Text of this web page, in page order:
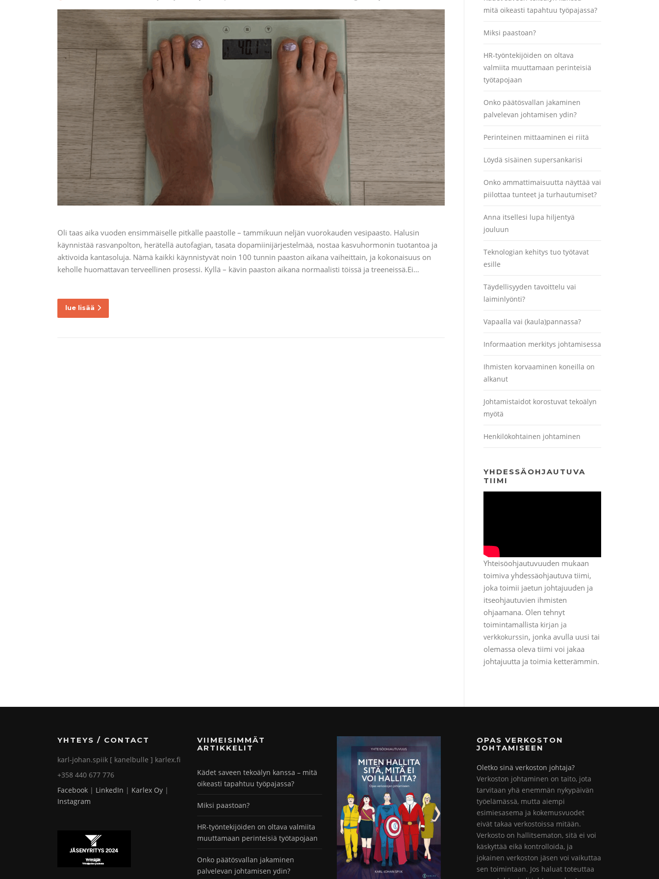
Oli taas aika vuoden ensimmäiselle pitkälle paastolle – tammikuun neljän vuorokauden vesipaasto. Halusin
käynnistää rasvanpolton, herätellä autofagian, tasata dopamiinijärjestelmää, nostaa kasvuhormonin tuotantoa ja
aktivoida kantasoluja. Nämä kaikki käynnistyvät noin 100 tunnin paaston aikana vaiheittain, ja kokonaisuus on
keholle huomattavan terveellinen prosessi. Kyllä – kävin paaston aikana normaalisti töissä ja treeneissä.Ei…
lue lisää
mitä oikeasti tapahtuu työpajassa?
Miksi paastoan?
HR-työntekijöiden on oltava
valmiita muuttamaan perinteisiä
työtapojaan
Onko päätösvallan jakaminen
palvelevan johtamisen ydin?
Perinteinen mittaaminen ei riitä
Löydä sisäinen supersankarisi
Onko ammattimaisuutta näyttää vai
piilottaa tunteet ja turhautumiset?
Anna itsellesi lupa hiljentyä
jouluun
Teknologian kehitys tuo työtavat
esille
Täydellisyyden tavoittelu vai
laiminlyönti?
Vapaalla vai (kaula)pannassa?
Informaation merkitys johtamisessa
Ihmisten korvaaminen koneilla on
alkanut
Johtamistaidot korostuvat tekoälyn
myötä
Henkilökohtainen johtaminen
YHDESSÄOHJAUTUVA
TIIMI
Yhteisöohjautuvuuden mukaan
toimiva yhdessäohjautuva tiimi,
joka toimii jaetun johtajuuden ja
itseohjautuvien ihmisten
ohjaamana. Olen tehnyt
toimintamallista kirjan ja
verkkokurssin, jonka avulla uusi tai
olemassa oleva tiimi voi jakaa
johtajuutta ja toimia ketterämmin.
YHTEYS / CONTACT
karl-johan.spiik [ kanelbulle ] karlex.fi
+358 440 677 776
Facebook | LinkedIn | Karlex Oy |
Instagram
VIIMEISIMMÄT
ARTIKKELIT
Kädet saveen tekoälyn kanssa – mitä
oikeasti tapahtuu työpajassa?
Miksi paastoan?
HR-työntekijöiden on oltava valmiita
muuttamaan perinteisiä työtapojaan
Onko päätösvallan jakaminen
palvelevan johtamisen ydin?
OPAS VERKOSTON
JOHTAMISEEN
Oletko sinä verkoston johtaja?
Verkoston johtaminen on taito, jota
tarvitaan yhä enemmän nykypäivän
työelämässä, mutta aiempi
esimiesasema ja kokemusvuodet
eivät takaa verkostoissa mitään.
Verkosto on hallitsematon, sitä ei voi
käskyttää eikä kontrolloida, ja
jokainen verkoston jäsen voi vaikuttaa
sen toimintaan. Jos haluat toteuttaa